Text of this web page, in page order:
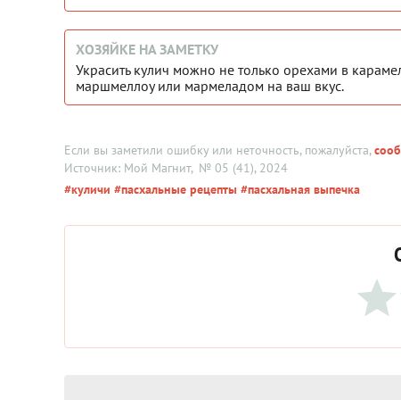
ХОЗЯЙКЕ НА ЗАМЕТКУ
Украсить кулич можно не только орехами в
маршмеллоу или мармеладом на ваш вкус.
Если вы заметили ошибку или неточность, пожалуйста,
Источник: Мой Магнит, № 05 (41), 2024
#куличи #пасхальные рецепты #пасхальная выпечка